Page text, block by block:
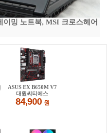
밍 노트북, MSI 크로스헤어